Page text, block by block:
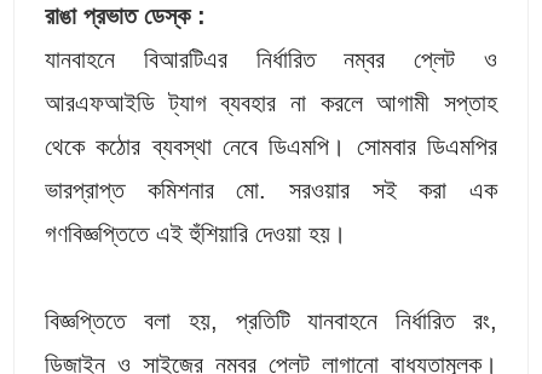
রাঙা প্রভাত ডেস্ক :
যানবাহনে বিআরটিএর নির্ধারিত নম্বর প্লেট ও
আরএফআইডি ট্যাগ ব্যবহার না করলে আগামী সপ্তাহ
থেকে কঠোর ব্যবস্থা নেবে ডিএমপি। সোমবার ডিএমপির
ভারপ্রাপ্ত কমিশনার মো. সরওয়ার সই করা এক
গণবিজ্ঞপ্তিতে এই হুঁশিয়ারি দেওয়া হয়।
বিজ্ঞপ্তিতে বলা হয়, প্রতিটি যানবাহনে নির্ধারিত রং,
ডিজাইন ও সাইজের নম্বর প্লেট লাগানো বাধ্যতামূলক।